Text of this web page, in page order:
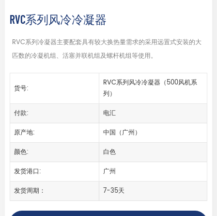
RVC系列风冷冷凝器
RVC系列冷凝器主要配套具有较大换热量需求的采用远置式安装的大
匹数的冷凝机组、活塞并联机组及螺杆机组等使用。
货号:
RVC系列风冷冷凝器（500风机系
列）
付款:
电汇
原产地:
中国（广州）
颜色:
白色
发货港口:
广州
发货周期：
7-35天